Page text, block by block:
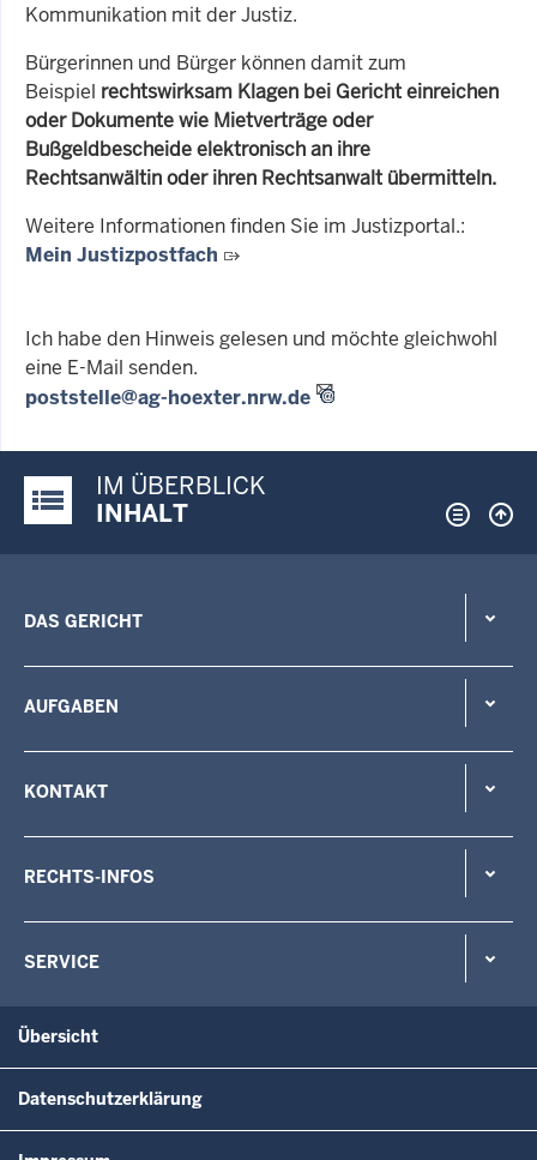
Kommunikation mit der Justiz.
Bürgerinnen und Bürger können damit zum
Beispiel rechtswirksam Klagen bei Gericht einreichen
oder Dokumente wie Mietverträge oder
Bußgeldbescheide elektronisch an ihre
Rechtsanwältin oder ihren Rechtsanwalt übermitteln.
Weitere Informationen finden Sie im Justizportal.:
Mein Justizpostfach
Ich habe den Hinweis gelesen und möchte gleichwohl
eine E-Mail senden.
poststelle@ag-hoexter.nrw.de
Justiz-Portal im Überblick:
IM ÜBERBLICK
INHALT
DAS GERICHT
AUFGABEN
KONTAKT
RECHTS-INFOS
SERVICE
Übersicht
Datenschutzerklärung